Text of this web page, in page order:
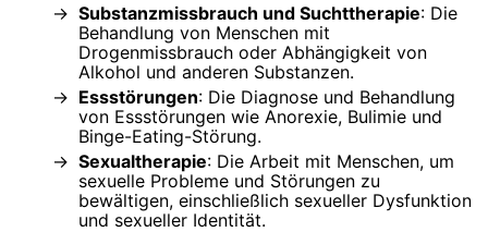
Substanzmissbrauch und Suchttherapie: Die
Behandlung von Menschen mit
Drogenmissbrauch oder Abhängigkeit von
Alkohol und anderen Substanzen.
Essstörungen: Die Diagnose und Behandlung
von Essstörungen wie Anorexie, Bulimie und
Binge-Eating-Störung.
Sexualtherapie: Die Arbeit mit Menschen, um
sexuelle Probleme und Störungen zu
bewältigen, einschließlich sexueller Dysfunktion
und sexueller Identität.